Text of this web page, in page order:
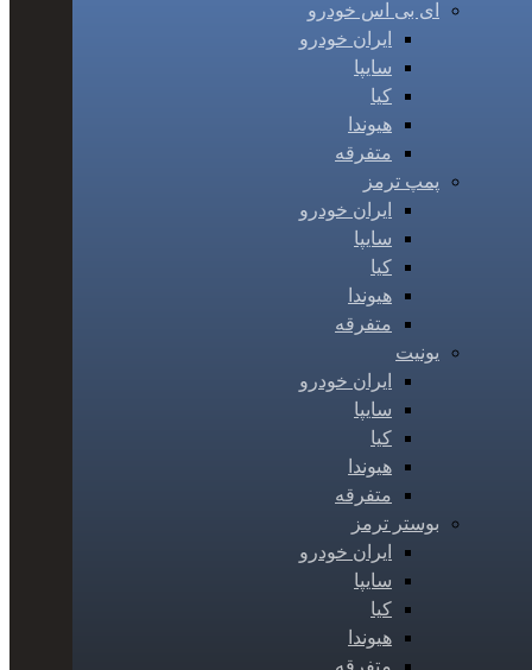
ای بی اس خودرو
ایران خودرو
سایپا
کیا
هیوندا
متفرقه
پمپ ترمز
ایران خودرو
سایپا
کیا
هیوندا
متفرقه
یونیت
ایران خودرو
سایپا
کیا
هیوندا
متفرقه
بوستر ترمز
ایران خودرو
سایپا
کیا
هیوندا
متفرقه